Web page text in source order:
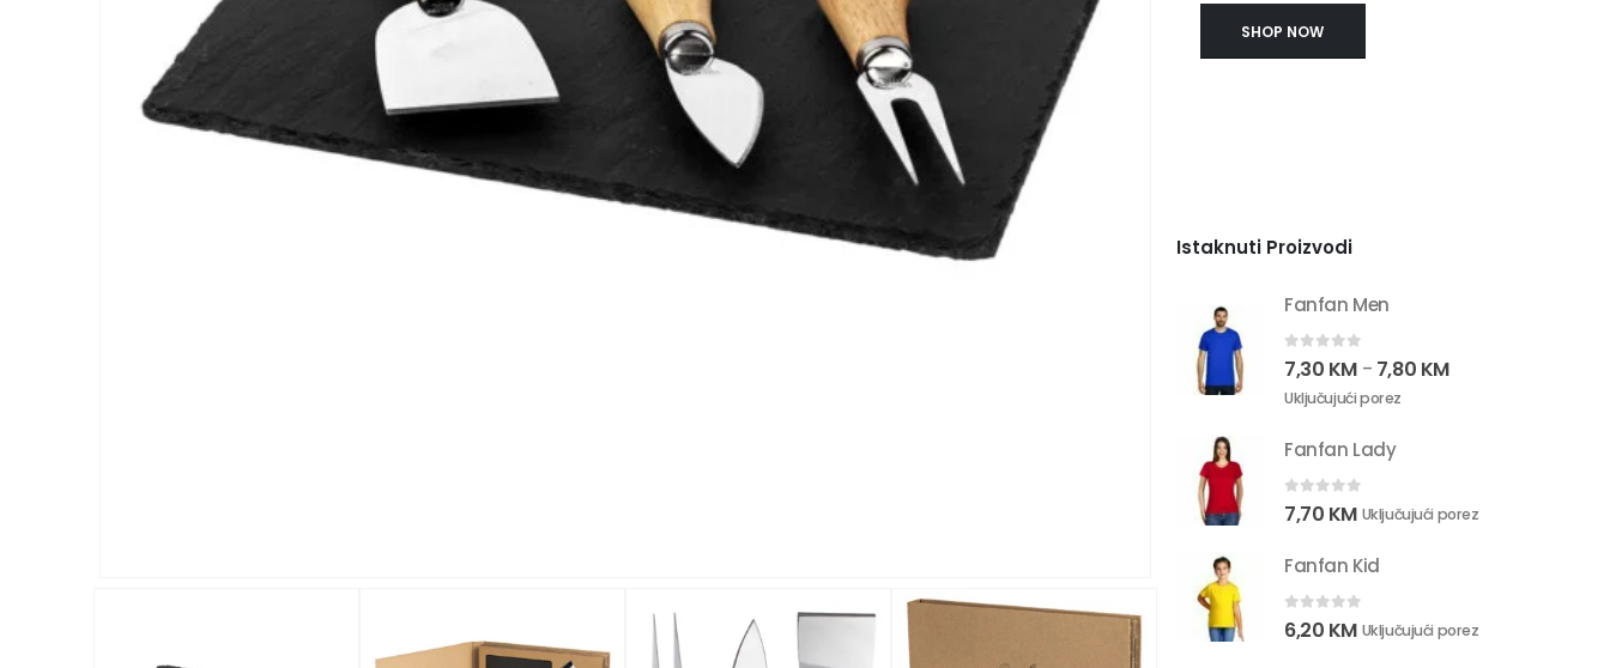
SHOP NOW
Istaknuti Proizvodi
Fanfan Men
0out of 5
7,30 KM – 7,80 KM
Uključujući porez
Fanfan Lady
0out of 5
7,70 KM Uključujući porez
Fanfan Kid
0out of 5
6,20 KM Uključujući porez